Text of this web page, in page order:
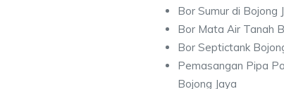
Bor Sumur di Bojong
Bor Mata Air Tanah
Bor Septictank
Pemasangan Pipa
Bojong Jaya